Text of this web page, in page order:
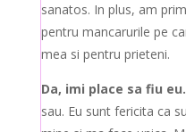
sanatos. In plus, am
pentru mancarurile pe
mea si pentru prieteni.
Da, imi place sa fiu eu.
sau. Eu sunt fericita ca